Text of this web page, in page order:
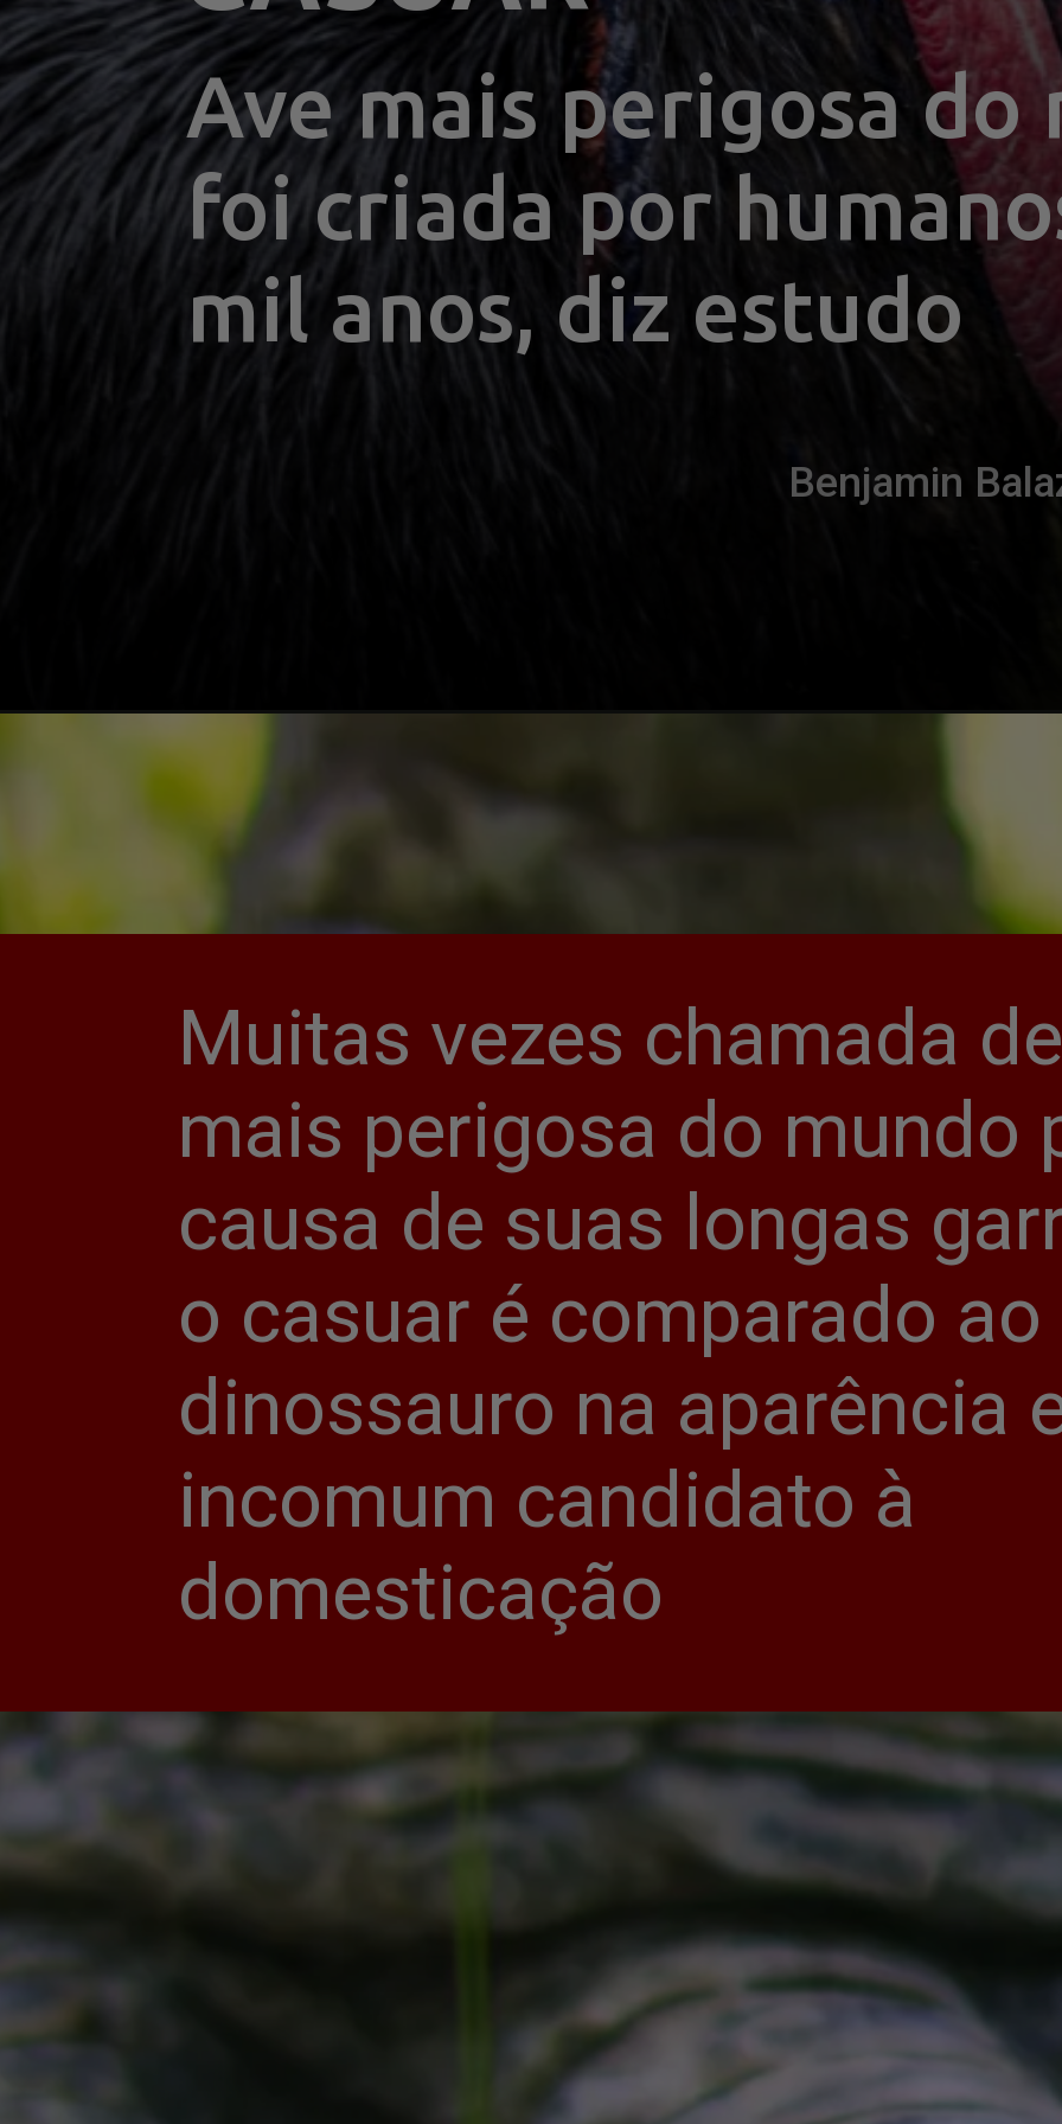
Ave mais perigosa do
foi criada por
mil anos, diz estudo
Benjamin
Muitas vezes chamada
mais perigosa do mundo
causa de suas longas
o casuar é comparado ao
dinossauro na aparência
incomum candidato à
domesticação